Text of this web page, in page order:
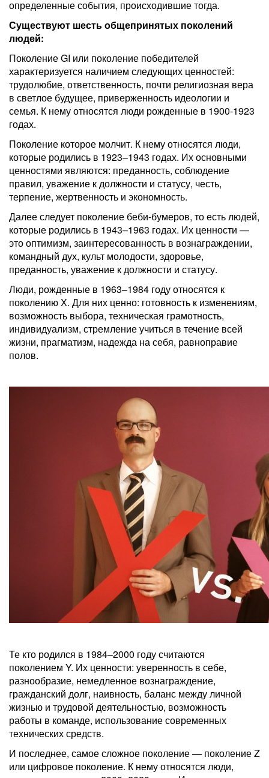
определенные события, происходившие тогда.
Существуют шесть общепринятых поколений
людей:
Поколение GI или поколение победителей
характеризуется наличием следующих ценностей:
трудолюбие, ответственность, почти религиозная вера
в светлое будущее, приверженность идеологии и
семья. К нему относятся люди рожденные в 1900-1923
годах.
Поколение которое молчит. К нему относятся люди,
которые родились в 1923–1943 годах. Их основными
ценностями являются: преданность, соблюдение
правил, уважение к должности и статусу, честь,
терпение, жертвенность и экономность.
Далее следует поколение беби-бумеров, то есть людей,
которые родились в 1943–1963 годах. Их ценности —
это оптимизм, заинтересованность в вознаграждении,
командный дух, культ молодости, здоровье,
преданность, уважение к должности и статусу.
Люди, рожденные в 1963–1984 году относятся к
поколению Х. Для них ценно: готовность к изменениям,
возможность выбора, техническая грамотность,
индивидуализм, стремление учиться в течение всей
жизни, прагматизм, надежда на себя, равноправие
полов.
Те кто родился в 1984–2000 году считаются
поколением Y. Их ценности: уверенность в себе,
разнообразие, немедленное вознаграждение,
гражданский долг, наивность, баланс между личной
жизнью и трудовой деятельностью, возможность
работы в команде, использование современных
технических средств.
И последнее, самое сложное поколение — поколение Z
или цифровое поколение. К нему относятся люди,